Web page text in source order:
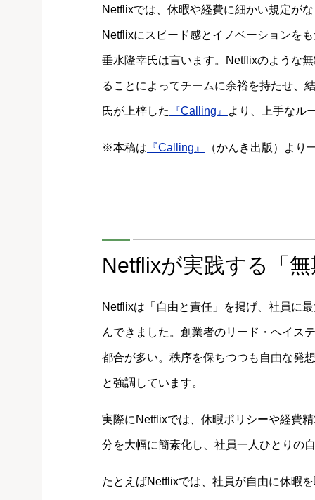
Netflixでは、休暇や経費に細かい規定が
Netflixにスピード感とイノベーションを
垂水隆幸氏は言います。Netflixのような
ることによってチームに余裕を持たせ、
氏が上梓した 『Calling』 より、上手なル
※本稿は 『Calling』 （かんき出版）より
Netflixが実践する「
Netflixは「自由と責任」を掲げ、社員に
んできました。創業者のリード・ヘイス
都合が多い。秩序を保ちつつも自由な発
と強調しています。
実際にNetflixでは、休暇ポリシーや経費
分を大幅に簡素化し、社員一人ひとりの
たとえばNetflixでは、社員が自由に休暇